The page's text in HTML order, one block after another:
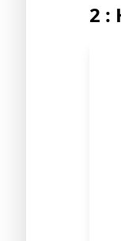
2 :